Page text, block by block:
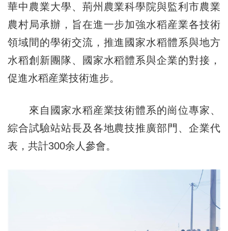
華中農業大學、荊州農業科學院與監利市農業
農村局承辦，旨在進一步加強水稻産業各技術
領域間的學術交流，推進國家水稻體系與地方
水稻創新團隊、國家水稻體系與企業的對接，
促進水稻産業技術進步。
來自國家水稻産業技術體系的崗位專家、
綜合試驗站站長及各地農技推廣部門、企業代
表，共計300余人參會。